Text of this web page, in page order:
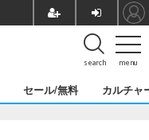
menu
search
セール/無料 カルチャ